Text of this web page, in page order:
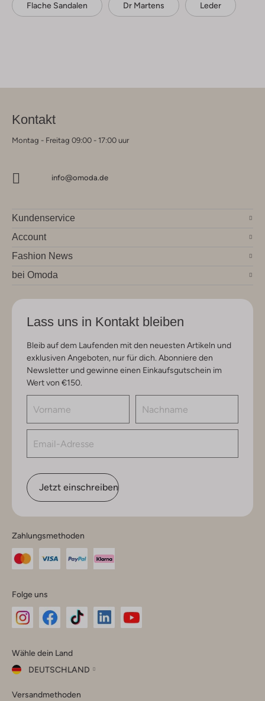
Flache Sandalen Dr Martens Leder
Kontakt
Montag - Freitag 09:00 - 17:00 uur
info@omoda.de
Kundenservice
Account
Fashion News
bei Omoda
Lass uns in Kontakt bleiben
Bleib auf dem Laufenden mit den neuesten Artikeln und
exklusiven Angeboten, nur für dich. Abonniere den
Newsletter und gewinne einen Einkaufsgutschein im
Wert von €150.
Jetzt einschreiben
Zahlungsmethoden
Folge uns
Instagram
Facebook
TikTok
Wähle dein Land
DEUTSCHLAND
dein
Versandmethoden